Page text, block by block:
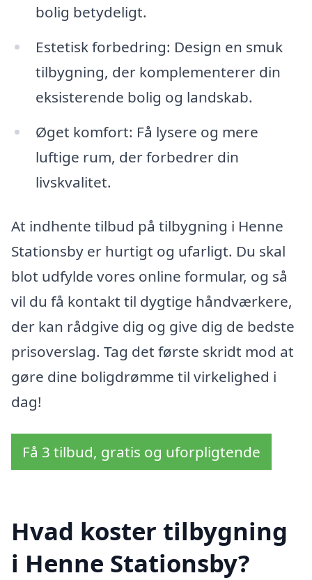
bolig betydeligt.
Estetisk forbedring: Design en smuk
tilbygning, der komplementerer din
eksisterende bolig og landskab.
Øget komfort: Få lysere og mere
luftige rum, der forbedrer din
livskvalitet.
At indhente tilbud på tilbygning i Henne
Stationsby er hurtigt og ufarligt. Du skal
blot udfylde vores online formular, og så
vil du få kontakt til dygtige håndværkere,
der kan rådgive dig og give dig de bedste
prisoverslag. Tag det første skridt mod at
gøre dine boligdrømme til virkelighed i
dag!
Få 3 tilbud, gratis og uforpligtende
Hvad koster tilbygning
i Henne Stationsby?